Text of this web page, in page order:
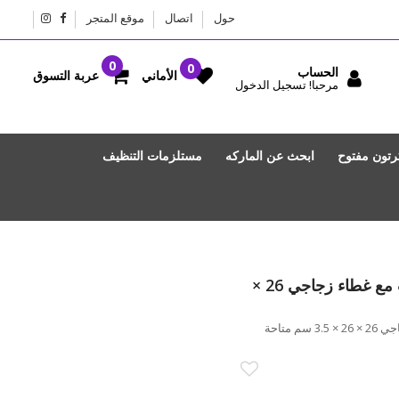
حول اتصال موقع المتجر
مفتوح ابحث عن الماركه مستلزمات التنظيف
الحساب
مرحبا! تسجيل الدخول
الأماني عربة التسوق
بيرلينجر هاوس مقلاة بأربع فتحات مع غطاء زجاجي 26 ×
بيرلينجر هاوس مقلاة بأربع فتحات مع غطاء زجاجي 26 × 26 × 3.5 سم متاحة